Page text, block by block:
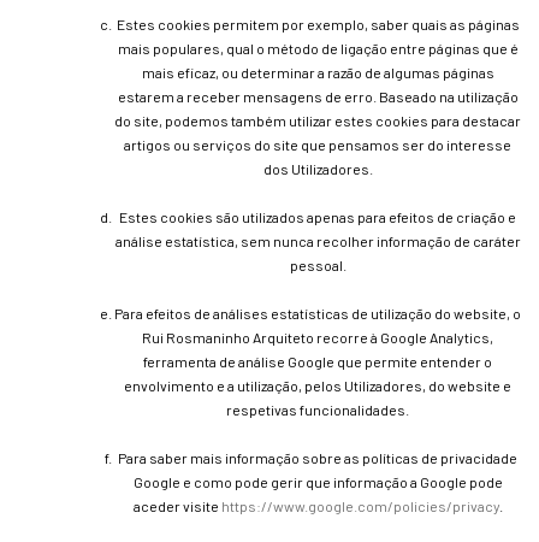
Estes cookies permitem por exemplo, saber quais as páginas
mais populares, qual o método de ligação entre páginas que é
mais eficaz, ou determinar a razão de algumas páginas
estarem a receber mensagens de erro. Baseado na utilização
do site, podemos também utilizar estes cookies para destacar
artigos ou serviços do site que pensamos ser do interesse
dos Utilizadores.
Estes cookies são utilizados apenas para efeitos de criação e
análise estatística, sem nunca recolher informação de caráter
pessoal.
Para efeitos de análises estatísticas de utilização do website, o
Rui Rosmaninho Arquiteto recorre à Google Analytics,
ferramenta de análise Google que permite entender o
envolvimento e a utilização, pelos Utilizadores, do website e
respetivas funcionalidades.
Para saber mais informação sobre as políticas de privacidade
Google e como pode gerir que informação a Google pode
aceder visite https://www.google.com/policies/privacy.